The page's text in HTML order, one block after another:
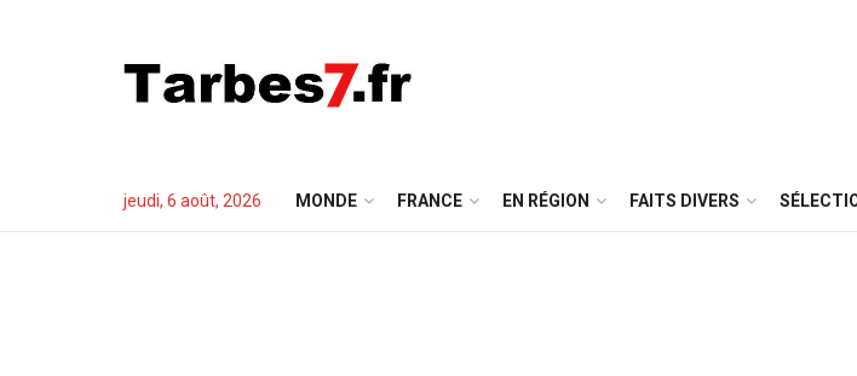
jeudi, 6 août, 2026 MONDE FRANCE EN RÉGION FAITS DIVERS